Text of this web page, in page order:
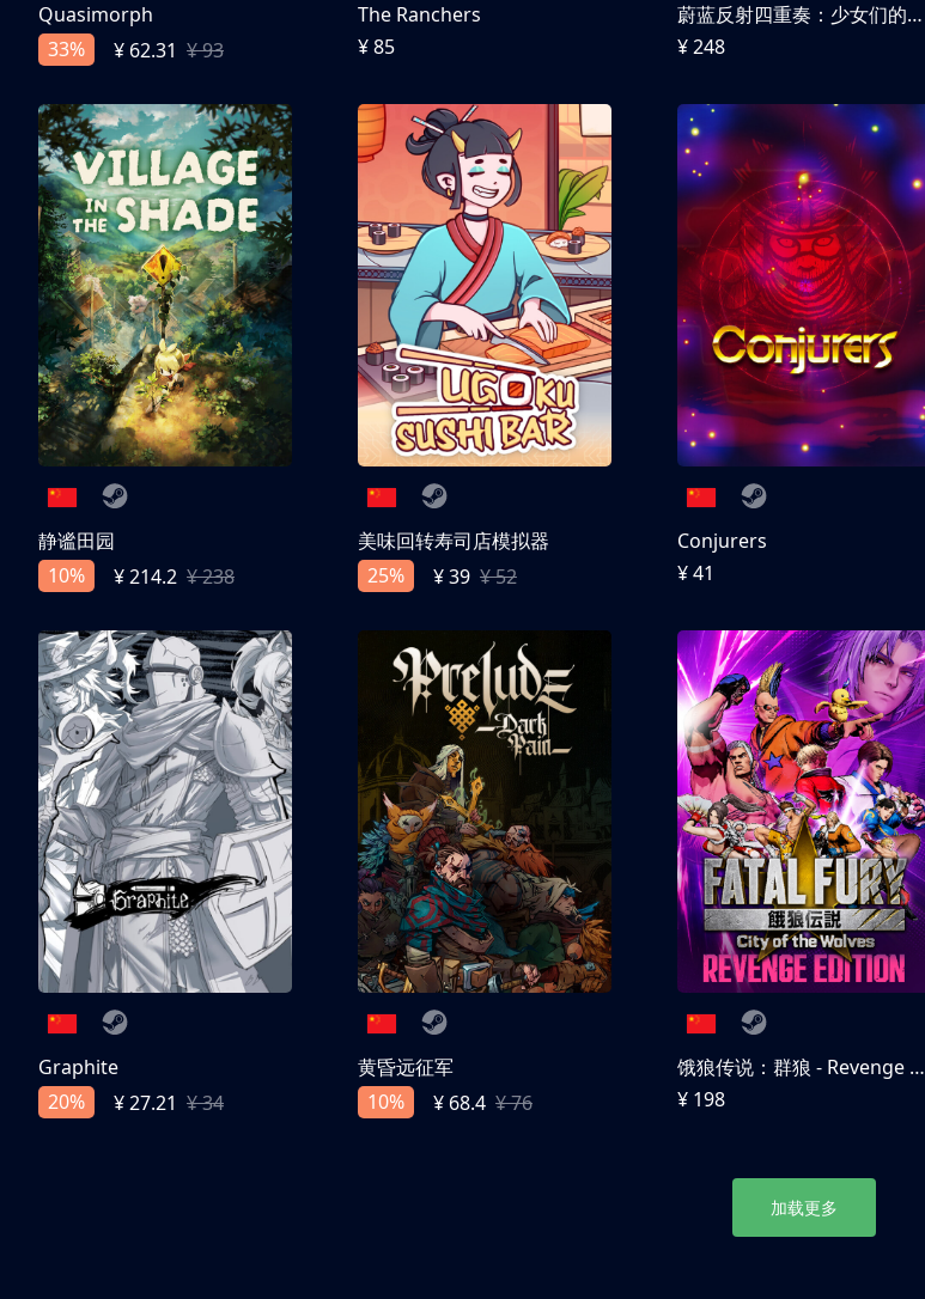
Quasimorph
33%
¥ 62.31 ¥ 93
The Ranchers
¥ 85
蔚蓝反射四重奏：少女们的奇迹
¥ 248
静谧田园
10%
¥ 214.2 ¥ 238
美味回转寿司店模拟器
25%
¥ 39 ¥ 52
Conjurers
¥ 41
Graphite
20%
¥ 27.21 ¥ 34
黄昏远征军
10%
¥ 68.4 ¥ 76
饿狼传说：群狼 - Revenge Edition
¥ 198
加载更多